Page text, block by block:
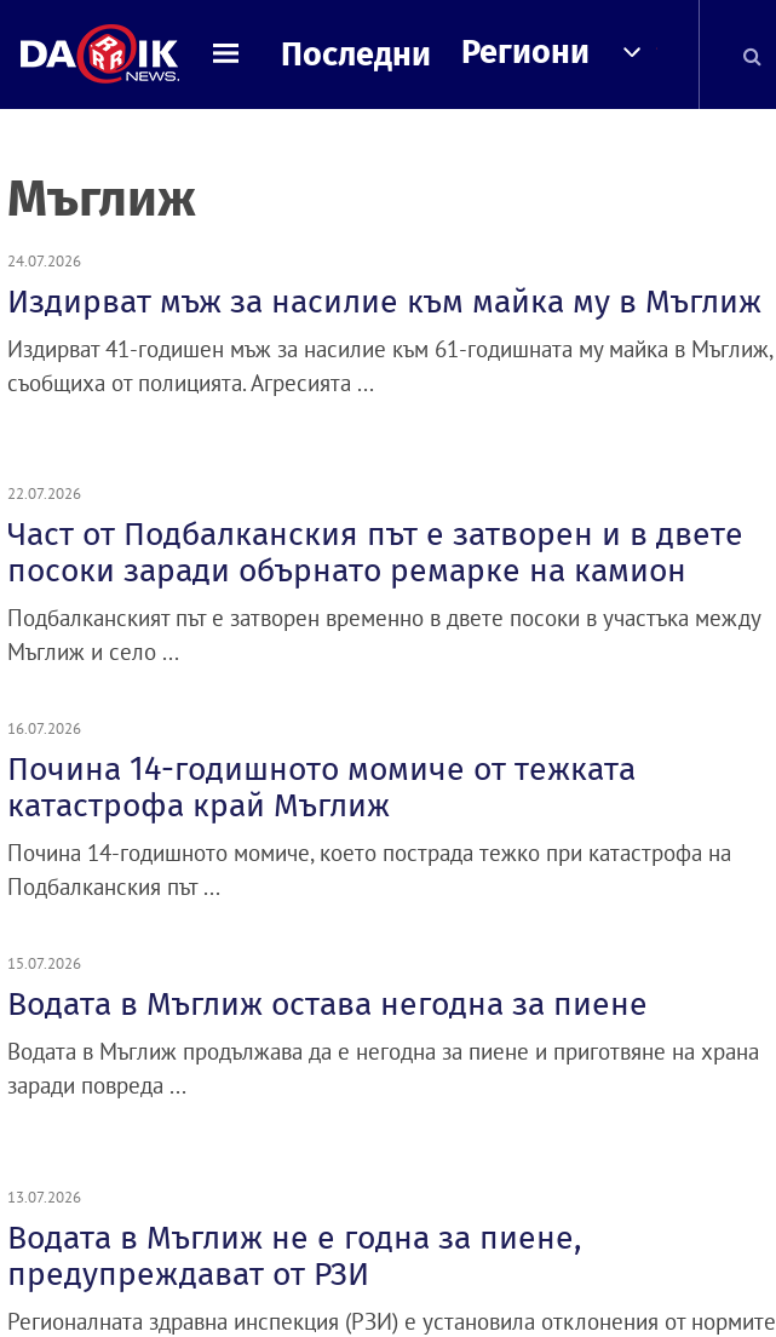
Последни Региони
Мъглиж
24.07.2026
Издирват мъж за насилие към майка му в Мъглиж
Издирват 41-годишен мъж за насилие към 61-годишната му майка в Мъглиж,
съобщиха от полицията. Агресията ...
22.07.2026
Част от Подбалканския път е затворен и в двете
посоки заради обърнато ремарке на камион
Подбалканският път е затворен временно в двете посоки в участъка между
Мъглиж и село ...
16.07.2026
Почина 14-годишното момиче от тежката
катастрофа край Мъглиж
Почина 14-годишното момиче, което пострада тежко при катастрофа на
Подбалканския път ...
15.07.2026
Водата в Мъглиж остава негодна за пиене
Водата в Мъглиж продължава да е негодна за пиене и приготвяне на храна
заради повреда ...
13.07.2026
Водата в Мъглиж не е годна за пиене,
предупреждават от РЗИ
Регионалната здравна инспекция (РЗИ) е установила отклонения от нормите